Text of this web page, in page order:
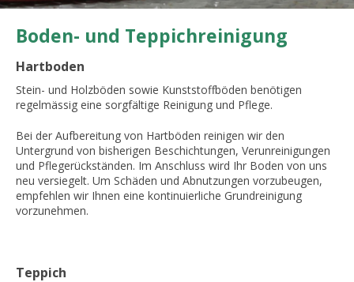
Boden- und Teppichreinigung
Hartboden
Stein- und Holzböden sowie Kunststoffböden benötigen
regelmässig eine sorgfältige Reinigung und Pflege.
Bei der Aufbereitung von Hartböden reinigen wir den
Untergrund von bisherigen Beschichtungen, Verunreinigungen
und Pflegerückständen. Im Anschluss wird Ihr Boden von uns
neu versiegelt. Um Schäden und Abnutzungen vorzubeugen,
empfehlen wir Ihnen eine kontinuierliche Grundreinigung
vorzunehmen.
Teppich